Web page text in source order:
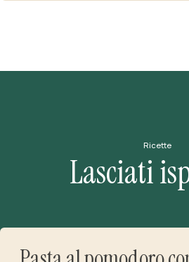
Ricette
Lasciati